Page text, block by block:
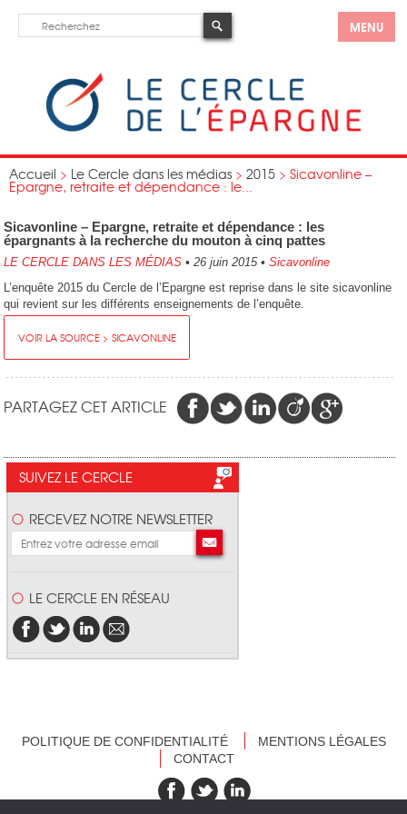
MENU
Accueil > Le Cercle dans les médias > 2015 > Sicavonline –
Epargne, retraite et dépendance : le...
Sicavonline – Epargne, retraite et dépendance : les
épargnants à la recherche du mouton à cinq pattes
LE CERCLE DANS LES MÉDIAS • 26 juin 2015• Sicavonline
L’enquête 2015 du Cercle de l’Epargne est reprise dans le site sicavonline
qui revient sur les différents enseignements de l’enquête.
VOIR LA SOURCE > SICAVONLINE
PARTAGEZ CET ARTICLE
SUIVEZ LE CERCLE
RECEVEZ NOTRE NEWSLETTER
LE CERCLE EN RÉSEAU
POLITIQUE DE CONFIDENTIALITÉ
MENTIONS LÉGALES
CONTACT